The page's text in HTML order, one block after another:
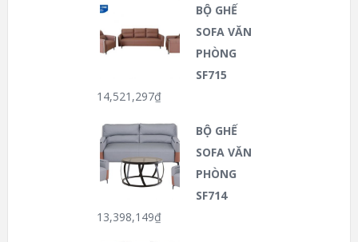
BỘ GHẾ
SOFA VĂN
PHÒNG
SF715
14,521,297₫
BỘ GHẾ
SOFA VĂN
PHÒNG
SF714
13,398,149₫